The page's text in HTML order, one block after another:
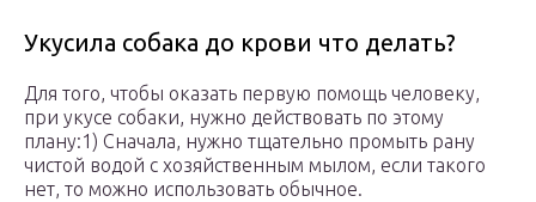
Укусила собака до крови что делать?
Для того, чтобы оказать первую помощь человеку,
при укусе собаки, нужно действовать по этому
плану:1) Сначала, нужно тщательно промыть рану
чистой водой с хозяйственным мылом, если такого
нет, то можно использовать обычное.